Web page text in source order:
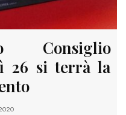
Consiglio
26 si terrà la